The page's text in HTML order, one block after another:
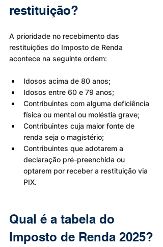
restituição?
A prioridade no recebimento das
restituições do Imposto de Renda
acontece na seguinte ordem:
Idosos acima de 80 anos;
Idosos entre 60 e 79 anos;
Contribuintes com alguma deficiência
física ou mental ou moléstia grave;
Contribuintes cuja maior fonte de
renda seja o magistério;
Contribuintes que adotarem a
declaração pré-preenchida ou
optarem por receber a restituição via
PIX.
Qual é a tabela do
Imposto de Renda 2025?